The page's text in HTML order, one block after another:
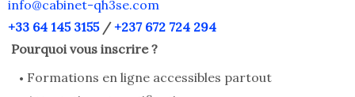
info@cabinet-qh3se.com
+33 64 145 3155/+237 672 724 294
Pourquoi vous inscrire ?
Formations en ligne accessibles partout